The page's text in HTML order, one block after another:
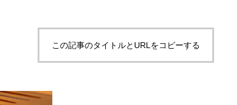
この記事のタイトルとURLをコピーする